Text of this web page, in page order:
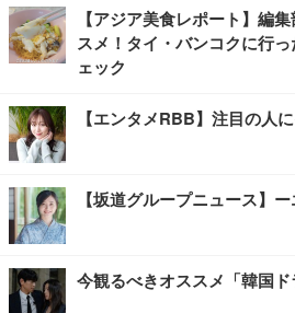
【アジア美食レポート】編
スメ！タイ・バンコクに行
ェック
【エンタメRBB】注目の人
【坂道グループニュース】
今観るべきオススメ「韓国ド